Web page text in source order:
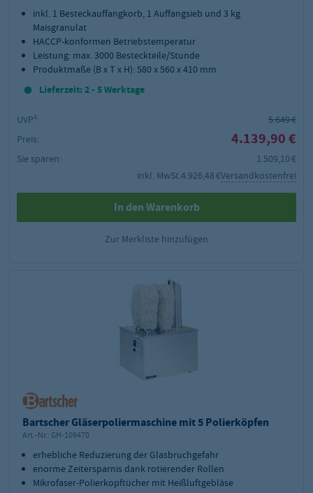
inkl. 1 Besteckauffangkorb, 1 Auffangsieb und 3 kg
Maisgranulat
HACCP-konformen Betriebstemperatur
Leistung: max. 3000 Besteckteile/Stunde
Produktmaße (B x T x H): 580 x 560 x 410 mm
Lieferzeit: 2 - 5 Werktage
UVP²:
5.649 €
Preis:
4.139,90 €
Sie sparen:
1.509,10 €
inkl. MwSt.4.926,48 €Versandkostenfrei
In den Warenkorb
Zur Merkliste hinzufügen
Bartscher Gläserpoliermaschine mit 5 Polierköpfen
Art.-Nr.: GH-109470
erhebliche Reduzierung der Glasbruchgefahr
enorme Zeitersparnis dank rotierender Rollen
Mikrofaser-Polierkopftücher mit Heißluftgebläse